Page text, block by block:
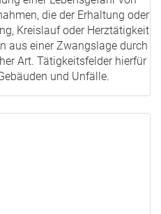
die der Erhaltung oder
Kreislauf oder Herztätigkeit
aus einer Zwangslage durch
Art. Tätigkeitsfelder hierfür
und Unfälle.